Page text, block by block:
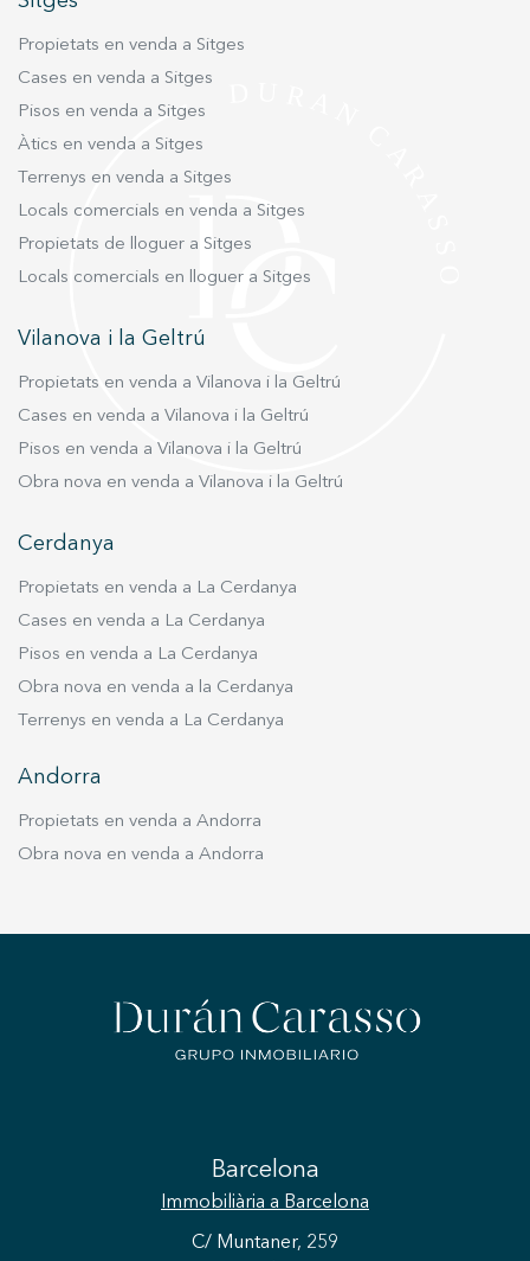
Propietats en venda a Sitges
Cases en venda a Sitges
Pisos en venda a Sitges
Àtics en venda a Sitges
Terrenys en venda a Sitges
Locals comercials en venda a Sitges
Propietats de lloguer a Sitges
Locals comercials en lloguer a Sitges
Vilanova i la Geltrú
Propietats en venda a Vilanova i la Geltrú
Cases en venda a Vilanova i la Geltrú
Pisos en venda a Vilanova i la Geltrú
Obra nova en venda a Vilanova i la Geltrú
Cerdanya
Propietats en venda a La Cerdanya
Cases en venda a La Cerdanya
Pisos en venda a La Cerdanya
Obra nova en venda a la Cerdanya
Terrenys en venda a La Cerdanya
Andorra
Propietats en venda a Andorra
Obra nova en venda a Andorra
Barcelona
Immobiliària a Barcelona
C/ Muntaner, 259
Marketing i publicitat
informació sobre les preferències i les eleccions personals
de l'usuari a través de l'observació continuada dels seus
hàbits de navegació. Gràcies a elles, podem conèixer els
hàbits de navegació al lloc web i mostrar publicitat
relacionada amb el perfil de navegació de l'usuari.